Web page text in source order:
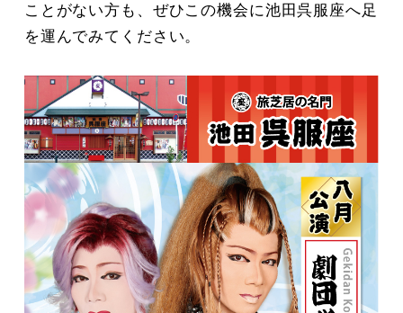
ことがない方も、ぜひこの機会に池田呉服座へ足
を運んでみてください。